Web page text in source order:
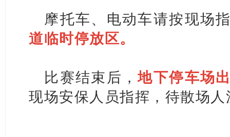
摩托车、电动车请按现场
道临时停放区。
比赛结束后，地下停车场
现场安保人员指挥，待散场